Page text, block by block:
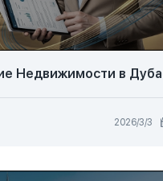
Недвижимости в
3‏/3‏/2026